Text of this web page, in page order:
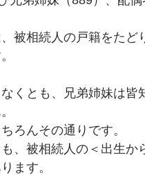
被相続人の戸籍をた
なくとも、兄弟姉妹は
ろんその通りです。
、被相続人の＜出生
ます。